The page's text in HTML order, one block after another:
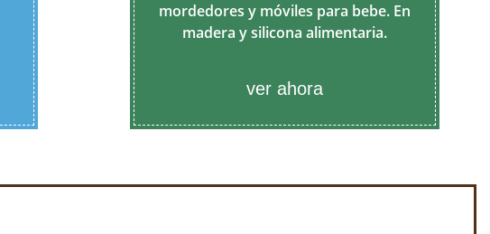
mordedores y móviles para bebe. En
madera y silicona alimentaria.
ver ahora